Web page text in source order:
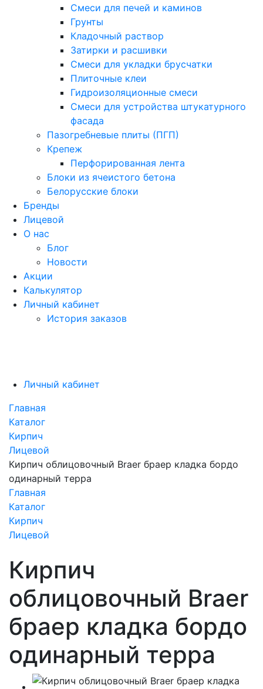
Смеси для печей и каминов
Грунты
Кладочный раствор
Затирки и расшивки
Смеси для укладки брусчатки
Плиточные клеи
Гидроизоляционные смеси
Смеси для устройства штукатурного
фасада
Пазогребневые плиты (ПГП)
Крепеж
Перфорированная лента
Блоки из ячеистого бетона
Белорусские блоки
Бренды
Лицевой
О нас
Блог
Новости
Акции
Калькулятор
Личный кабинет
История заказов
Личный кабинет
Главная
Каталог
Кирпич
Лицевой
Кирпич облицовочный Braer браер кладка бордо
одинарный терра
Главная
Каталог
Кирпич
Лицевой
Кирпич
облицовочный Braer
браер кладка бордо
одинарный терра